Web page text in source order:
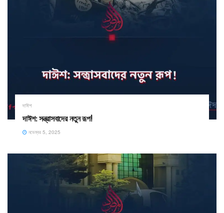
দাঈশ
দাঈশ: সন্ত্রাসবাদের নতুন রূপ!
নভেম্বর 5, 2025